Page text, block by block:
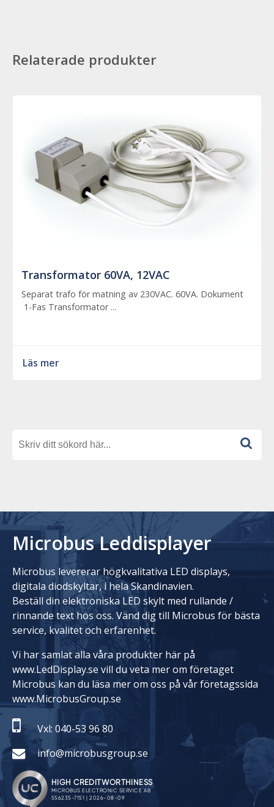
Relaterade produkter
Transformator 60VA, 12VAC
Separat trafo för matning av 230VAC. 60VA. Dokument
1-Fas Transformator ...
Läs mer
Microbus Leddisplayer
Microbus levererar högkvalitativa LED displays,
digitala diodskyltar, i hela Skandinavien.
Beställ din elektroniska LED skylt med rullande /
rinnande text hos oss. Vänd dig till Microbus för bästa
service, kvalitet och erfarenhet.
Vi har samlat alla våra produkter här på
www.LedDisplay.se vill du veta mer om företaget
Microbus kan du läsa mer om oss på vår företagssida
www.MicrobusGroup.se
Vxl: 040-53 96 80
info@microbusgroup.se